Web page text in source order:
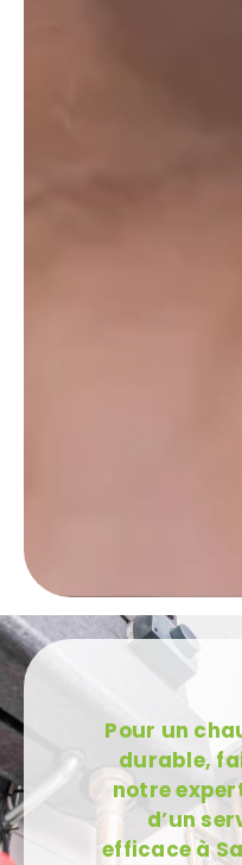
Pour un
durable,
notre
d’un
efficace à